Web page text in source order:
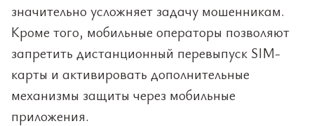
значительно усложняет задачу мошенникам.
Кроме того, мобильные операторы позволяют
запретить дистанционный перевыпуск SIM-
карты и активировать дополнительные
механизмы защиты через мобильные
приложения.